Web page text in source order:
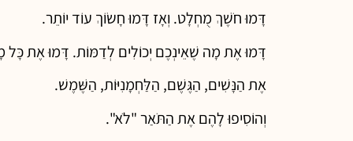
דָּמוּ חֹשֶׁךְ מֻחְלָט. וְאָז דָּמוּ חָשׂוֹךְ עוֹד יוֹתֵר.
דָּמוּ אֶת מָה שֶׁאֵינְכֶם יְכוֹלִים לְדַמּוֹת. דָּמוּ אֶת
אֶת הַנָּשִׁים, הַגֶּשֶׁם, הַלַּחְמָנִיּוֹת, הַשֶּׁמֶשׁ.
וְהוֹסִיפוּ לָהֶם אֶת הַתֹּאַר "לֹא".